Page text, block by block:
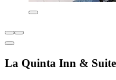
La Quinta Inn &